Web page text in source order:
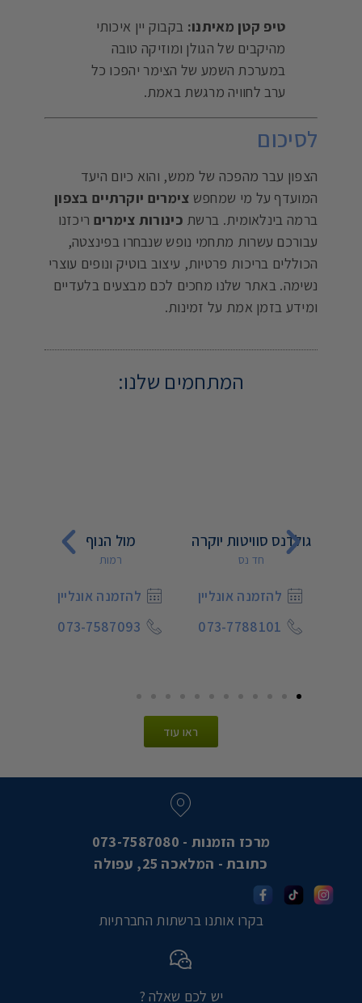
טיפ קטן מאיתנו: בקבוק יין איכותי
מהיקבים של הגולן ומוזיקה טובה
במערכת השמע של הצימר יהפכו כל
ערב לחוויה מרגשת באמת.
לסיכום
הצפון עבר מהפכה של ממש, והוא כיום היעד
המועדף על מי שמחפש צימרים יוקרתיים בצפון
ברמה בינלאומית. ברשת כינורות צימרים ריכזנו
עבורכם עשרות מתחמי נופש שנבחרו בפינצטה,
הכוללים בריכות פרטיות, עיצוב בוטיק ונופים עוצרי
נשימה. באתר שלנו מחכים לכם מבצעים בלעדיים
ומידע בזמן אמת על זמינות.
המתחמים שלנו:
גולדנס סוויטות יוקרה
חד נס
להזמנה אונליין
073-7788101
מול הנוף
רמות
להזמנה אונליין
073-7587093
ראו עוד
מרכז הזמנות - 073-7587080
כתובת - המלאכה 25, עפולה
בקרו אותנו ברשתות החברתיות
יש לכם שאלה ?